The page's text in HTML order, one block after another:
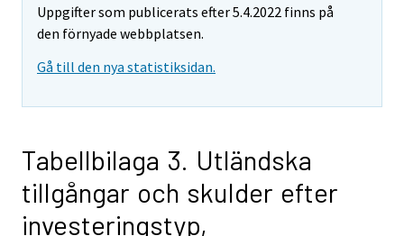
Uppgifter som publicerats efter 5.4.2022 finns på
den förnyade webbplatsen.
Gå till den nya statistiksidan.
Tabellbilaga 3. Utländska
tillgångar och skulder efter
investeringstyp,